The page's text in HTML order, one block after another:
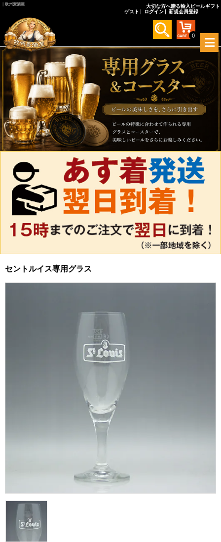
｜欧州麦酒屋
大切な方へ贈る輸入ビールギフト
ゲスト
ログイン 新規会員登録
0
メ
ニ
ュ
ー
を
開
く
セントルイス専用グラス